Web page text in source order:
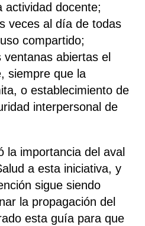
actividad docente;
veces al día de todas
compartido;
abiertas el
siempre que la
o establecimiento de
interpersonal de
la importancia del aval
a esta iniciativa, y
sigue siendo
la propagación del
esta guía para que